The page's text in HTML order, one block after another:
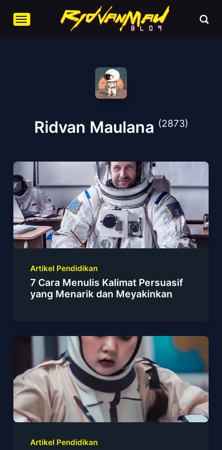
Ridvan Maulana (2873)
Artikel Pendidikan
7 Cara Menulis Kalimat Persuasif
yang Menarik dan Meyakinkan
Artikel Pendidikan